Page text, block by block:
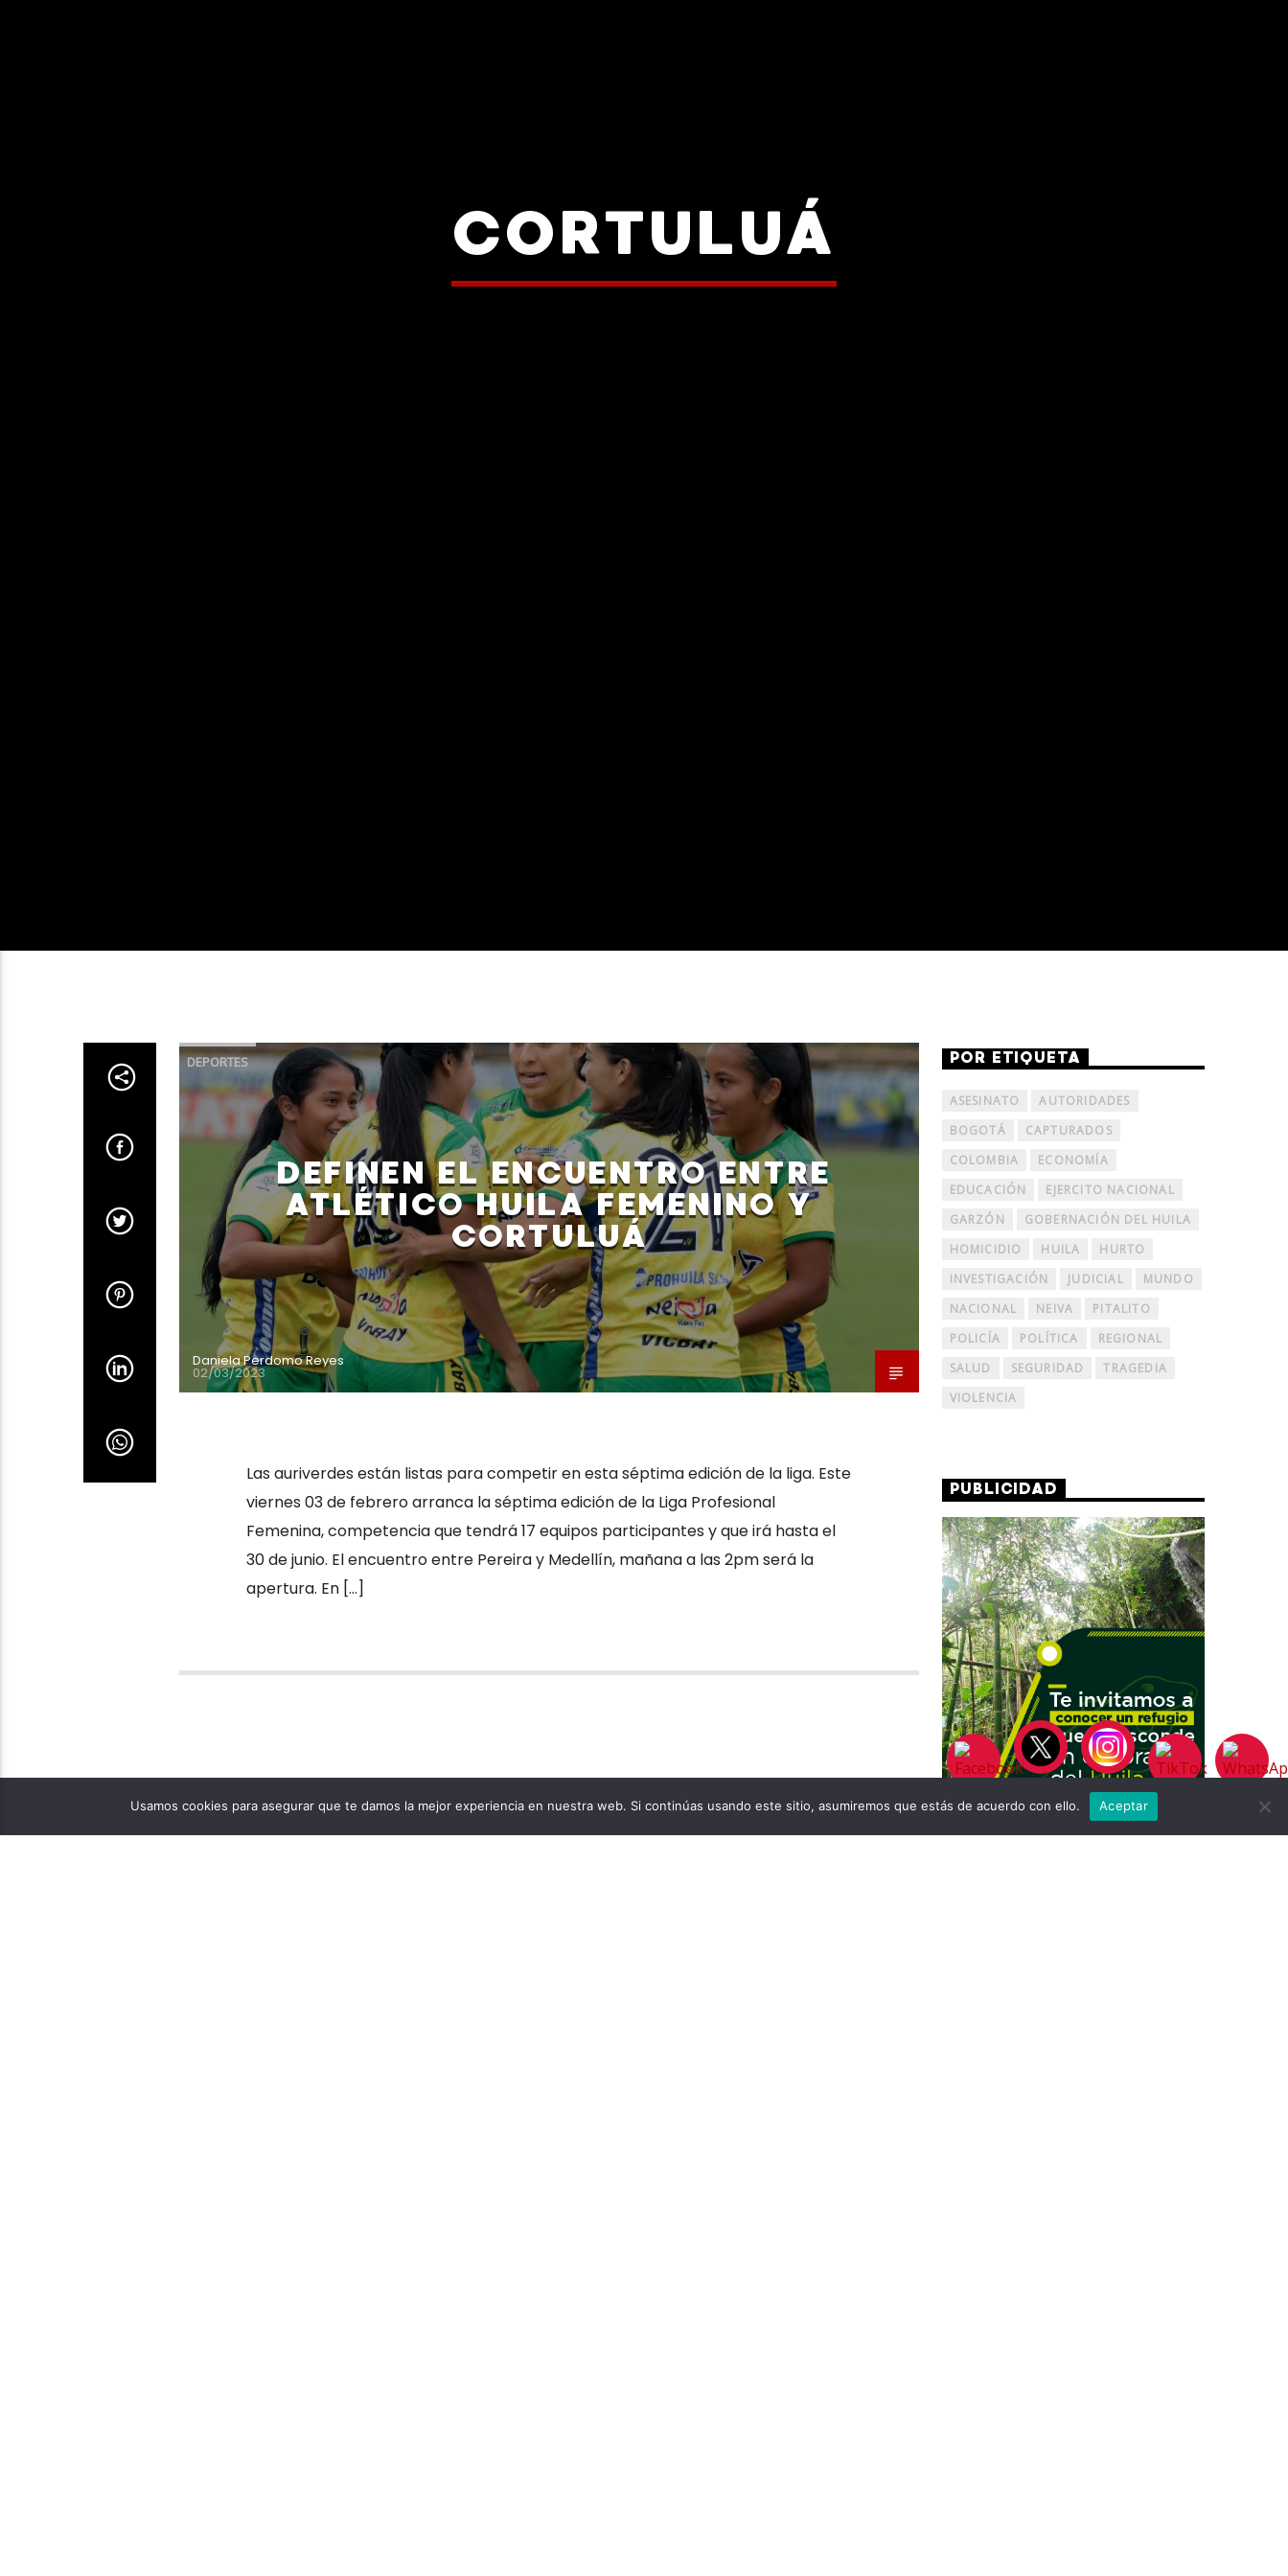
CORTULUÁ
DEPORTES
DEFINEN EL ENCUENTRO ENTRE
ATLÉTICO HUILA FEMENINO Y
CORTULUÁ
Daniela Perdomo Reyes
02/03/2023
Las auriverdes están listas para competir en esta séptima edición de la liga. Este
viernes 03 de febrero arranca la séptima edición de la Liga Profesional
Femenina, competencia que tendrá 17 equipos participantes y que irá hasta el
30 de junio. El encuentro entre Pereira y Medellín, mañana a las 2pm será la
apertura. En […]
POR ETIQUETA
ASESINATO
AUTORIDADES
BOGOTÁ
CAPTURADOS
COLOMBIA
ECONOMÍA
EDUCACIÓN
EJERCITO NACIONAL
GARZÓN
GOBERNACIÓN DEL HUILA
HOMICIDIO
HUILA
HURTO
INVESTIGACIÓN
JUDICIAL
MUNDO
NACIONAL
NEIVA
PITALITO
POLICÍA
POLÍTICA
REGIONAL
SALUD
SEGURIDAD
TRAGEDIA
VIOLENCIA
PUBLICIDAD
Usamos cookies para asegurar que te damos la mejor experiencia en nuestra web. Si continúas usando este sitio, asumiremos que estás de acuerdo con ello. Aceptar